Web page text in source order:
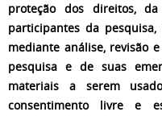
proteção dos direitos,
participantes da
mediante análise, revisão
pesquisa e de suas
materiais a serem
consentimento livre e